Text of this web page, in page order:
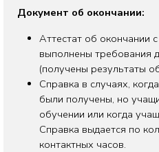
Документ об окончании:
Аттестат об окончании
выполнены требования
(получены результаты
Справка в случаях,
были получены, но
обучении или когда
Справка выдается по
контактных часов.